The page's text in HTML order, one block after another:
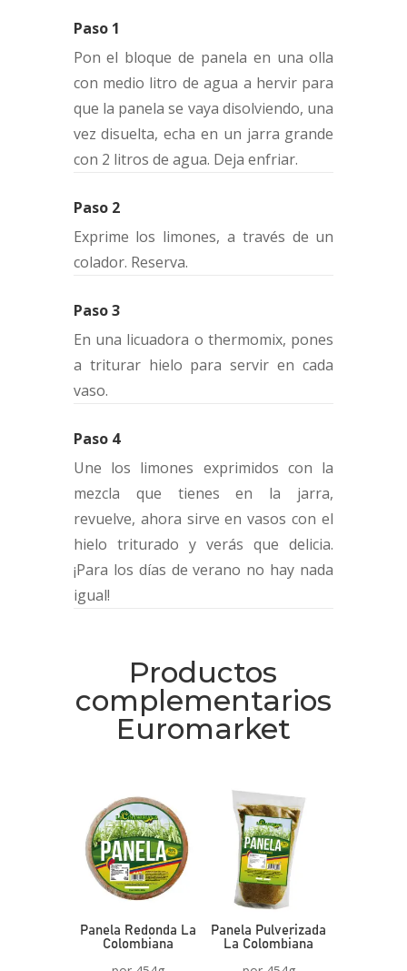
Paso 1
Pon el bloque de panela en una olla
con medio litro de agua a hervir para
que la panela se vaya disolviendo, una
vez disuelta, echa en un jarra grande
con 2 litros de agua. Deja enfriar.
Paso 2
Exprime los limones, a través de un
colador. Reserva.
Paso 3
En una licuadora o thermomix, pones
a triturar hielo para servir en cada
vaso.
Paso 4
Une los limones exprimidos con la
mezcla que tienes en la jarra,
revuelve, ahora sirve en vasos con el
hielo triturado y verás que delicia.
¡Para los días de verano no hay nada
igual!
Productos
complementarios
Euromarket
Panela Redonda La
Colombiana
Panela Pulverizada
La Colombiana